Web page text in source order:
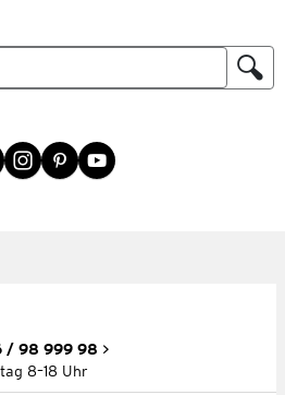
98 999 98
8–18 Uhr